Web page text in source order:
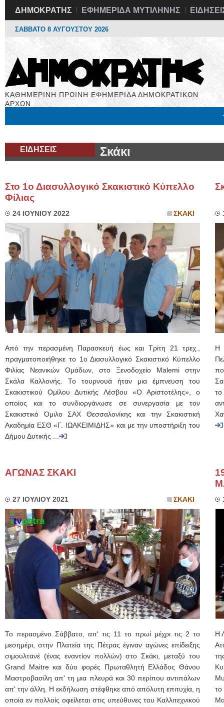
ΔΗΜΟΚΡΑΤΗΣ ΕΦΗΜΕΡΙΔΑ ΜΥΤΙΛΗΝΗΣ
ΣΑΒΒΑΤΟ 8 ΑΥΓΟΥΣΤΟΥ 2026
ΚΑΘΗΜΕΡΙΝΗ ΠΡΩΙΝΗ ΕΦΗΜΕΡΙΔΑ ΔΗΜΟΚΡΑΤΙΚΩΝ
ΑΡΧΩΝ
ΕΙΔΗΣΕΙΣ Σκάκι
Στο 1ο Διασυλλογικό Σκακιστικό Κύπελλο
Φίλιας
24 ΙΟΥΝΙΟΥ 2022 ΣΚΑΚΙ
Από την περασμένη Παρασκευή έως και Τρίτη 21 τρεχ.,
πραγματοποιήθηκε το 1ο Διασυλλογικό Σκακιστικό Κύπελλο
Φιλίας Νεανικών Ομάδων, στο Ξενοδοχείο Malemi στην
Σκάλα Καλλονής. Το τουρνουά ήταν μια έμπνευση του
Σκακιστικού Ομίλου Δυτικής Λέσβου «Ο Αριστοτέλης», ο
οποίος και το συνδιοργάνωσε σε συνεργασία με τον
Σκακιστικό Όμιλο ΣΑΧ Θεσσαλονίκης και την Σκακιστική
Ακαδημία ΕΣΘ «Γ. ΙΩΑΚΕΙΜΙΔΗΣ» και με την υποστήριξη του
Δήμου Δυτικής ...
Η
ΑΓΩΝΑΣ ΣΚΑΚΙ
27 ΙΟΥΛΙΟΥ 2021 ΣΚΑΚΙ
Το περασμένο Σάββατο, απ' τις 11 το πρωί μέχρι τις 2 το
μεσημέρι, στην Πλατεία της Πέτρας έγιναν αγώνες επίδειξης
σιμουλτανέ (ένας εναντίον πολλών) στο Σκάκι, μεταξύ του
Grand Maitre και δύο φορές Πρωταθλητή Ελλάδος Θάνου
Μαστροβασίλη απ' τη μια πλευρά και 30 περίπου αντιπάλων
απ' την άλλη. Η εκδήλωση στέφθηκε από απόλυτη επιτυχία, η
οποία εν πολλοίς οφείλεται στις υπεύθυνες του Καλλιτεχνικού
Η